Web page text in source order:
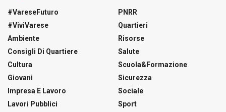
#VareseFuturo
#ViviVarese
Ambiente
Consigli Di Quartiere
Cultura
Giovani
Impresa E Lavoro
Lavori Pubblici
PNRR
Quartieri
Risorse
Salute
Scuola&Formazione
Sicurezza
Sociale
Sport